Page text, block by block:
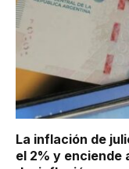
La inflación de
el 2% y enciende